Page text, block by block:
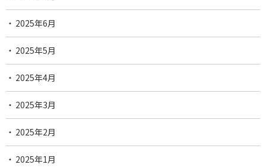
2025年6月
2025年5月
2025年4月
2025年3月
2025年2月
2025年1月